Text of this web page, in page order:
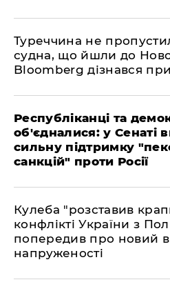
Туреччина не
судна, що йшли до
Bloomberg дізнався
Республіканці та
об'єдналися: у Сенаті
сильну підтримку
санкцій" проти Росії
Кулеба "розставив
конфлікті України з
попередив про новий
напруженості